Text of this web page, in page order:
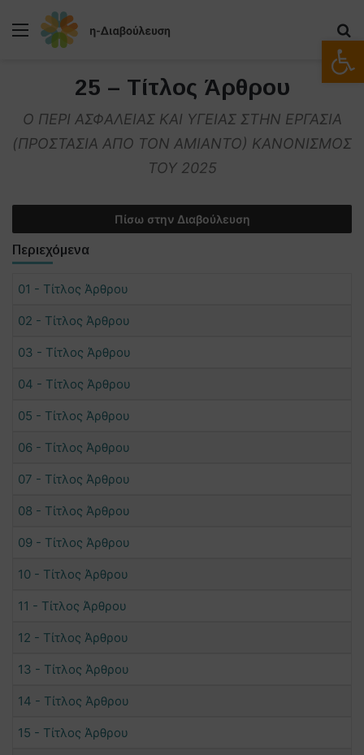
Μενού
25 – Τίτλος Άρθρου
Ο ΠΕΡΙ ΑΣΦΑΛΕΙΑΣ ΚΑΙ ΥΓΕΙΑΣ ΣΤΗΝ ΕΡΓΑΣΙΑ
(ΠΡΟΣΤΑΣΙΑ ΑΠΟ ΤΟΝ ΑΜΙΑΝΤΟ) ΚΑΝΟΝΙΣΜΟΣ
ΤΟΥ 2025
Πίσω στην Διαβούλευση
Περιεχόμενα
01 - Τίτλος Άρθρου
02 - Τίτλος Άρθρου
03 - Τίτλος Άρθρου
04 - Τίτλος Άρθρου
05 - Τίτλος Άρθρου
06 - Τίτλος Άρθρου
07 - Τίτλος Άρθρου
08 - Τίτλος Άρθρου
09 - Τίτλος Άρθρου
10 - Τίτλος Άρθρου
11 - Τίτλος Άρθρου
12 - Τίτλος Άρθρου
13 - Τίτλος Άρθρου
14 - Τίτλος Άρθρου
15 - Τίτλος Άρθρου